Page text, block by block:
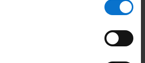
galetes del lloc web de la